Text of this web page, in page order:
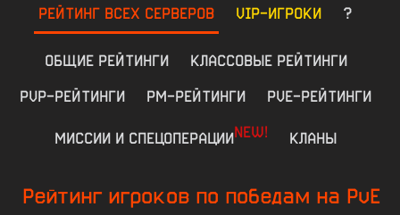
РЕЙТИНГ ВСЕХ СЕРВЕРОВ VIP-ИГРОКИ ?
ОБЩИЕ РЕЙТИНГИ
КЛАССОВЫЕ РЕЙТИНГИ
PVP-РЕЙТИНГИ
РМ-РЕЙТИНГИ PVE-РЕЙТИНГИ
МИССИИ И СПЕЦОПЕРАЦИИNEW! КЛАНЫ
Рейтинг игроков по победам на PvE